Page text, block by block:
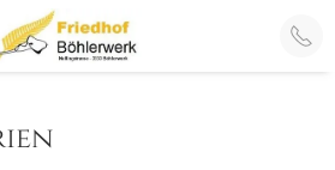
Friedhof
virtuelle Friedhof